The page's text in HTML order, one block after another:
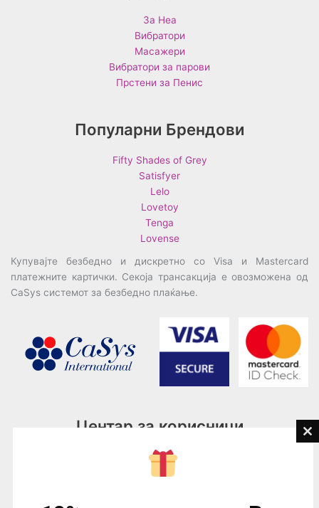
За Неа
Вибратори
Масажери
Вибратори за парови
Прстени за Пенис
Популарни Брендови
Fifty Shades of Grey
Satisfyer
Lelo
Lovetoy
Tenga
Lovense
Купувајте безбедно и дискретно со Visa и Mastercard
платежните картички. Секоја трансакција е овозможена од
CaSys системот за безбедно плаќање.
Центар за корисници
076945497; 076945498
contact@loveguru.mk